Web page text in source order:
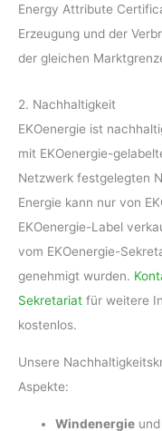
Energy Attribute
Erzeugung und der
der gleichen
2. Nachhaltigkeit
EKOenergie ist
mit EKOenergie-
Netzwerk festgelegten
Energie kann nur von
EKOenergie-Label
vom EKOenergie-
genehmigt wurden.
Sekretariat für weitere
kostenlos.
Unsere
Aspekte:
Windenergie